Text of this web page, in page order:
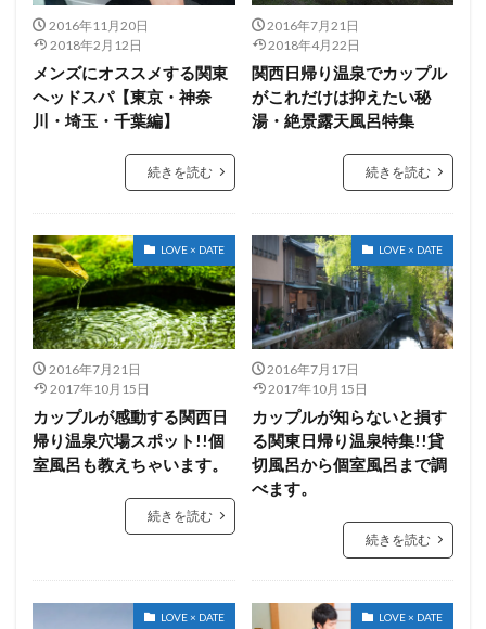
ヘアカラー
ヘッドスパ
ライフスタイル
井川遥
中島久美子
中島健人 中島知子
中島裕翔
中川翔子
中村獅童 中谷美紀
乙葉
亀梨和也
二階堂ふみ
五関晃一
井上真央
ヴィンテージマンション
レイバン
レシピ
レーティング
ロエベ ロードバイク
ワイン
ワンルーム
一人暮らし
上戸彩
三代目J Soul Brothers
三宅健
三宅恵美
三浦春馬
三菱東京UFJ銀行
上地雄輔
上川隆也 齋藤飛鳥
検索
2016年11月20日
2018年2月12日
メンズにオススメする関東
ヘッドスパ【東京・神奈
川・埼玉・千葉編】
続きを読む
2016年7月21日
2018年4月22日
関西日帰り温泉でカップル
がこれだけは抑えたい秘
湯・絶景露天風呂特集
続きを読む
LOVE × DATE
2016年7月21日
2017年10月15日
カップルが感動する関西日
帰り温泉穴場スポット!!個
室風呂も教えちゃいます。
続きを読む
LOVE × DATE
2016年7月17日
2017年10月15日
カップルが知らないと損す
る関東日帰り温泉特集!!貸
切風呂から個室風呂まで調
べます。
続きを読む
LOVE × DATE LOVE × DATE